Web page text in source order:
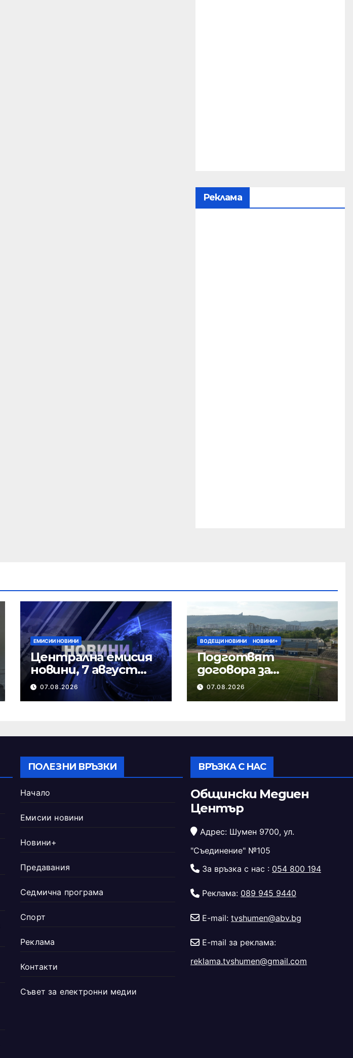
Реклама
ЕМИСИИ НОВИНИ
Централна емисия
новини, 7 август
2026 г.
07.08.2026
ВОДЕЩИ НОВИНИ НОВИНИ+
Подготвят
договора за
ремонта на
стадион „Панайот
07.08.2026
ПОЛЕЗНИ ВРЪЗКИ
Начало
Емисии новини
Новини+
Предавания
Седмична програма
Спорт
Реклама
Контакти
Съвет за електронни медии
ВРЪЗКА С НАС
Общински Медиен
Център
Адрес: Шумен 9700, ул.
"Съединение" №105
За връзка с нас : 054 800 194
Реклама: 089 945 9440
E-mail: tvshumen@abv.bg
E-mail за реклама:
reklama.tvshumen@gmail.com